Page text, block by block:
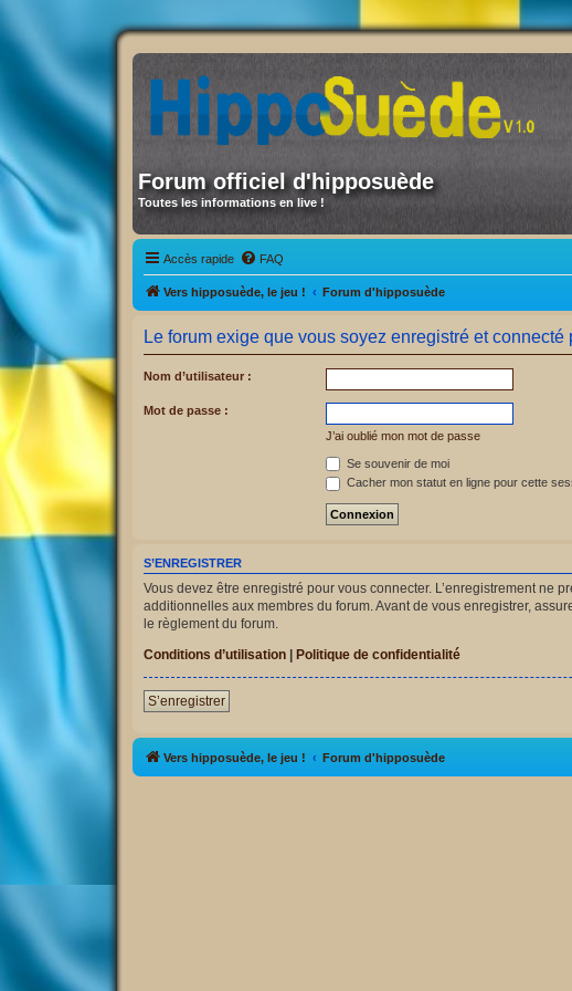
Forum officiel d'hipposuède
Toutes les informations en live !
Accès rapide FAQ
Vers hipposuède, le jeu ! Forum d'hipposuède
Le forum exige que vous soyez enregistré et
Nom d’utilisateur :
Mot de passe :
J’ai oublié mon mot de passe
Se souvenir de moi
Cacher mon statut en ligne pour cette
S’ENREGISTRER
Vous devez être enregistré pour vous connecter. L’enregistrement ne
additionnelles aux membres du forum. Avant de vous enregistrer,
le règlement du forum.
Conditions d’utilisation
Politique de confidentialité
S’enregistrer
Vers hipposuède, le jeu ! Forum d'hipposuède